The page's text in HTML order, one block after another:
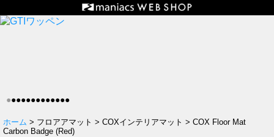
●●●●●●●●●●●●●
ホーム > フロアアマット > COXインテリアマット > COX Floor Mat
Carbon Badge (Red)